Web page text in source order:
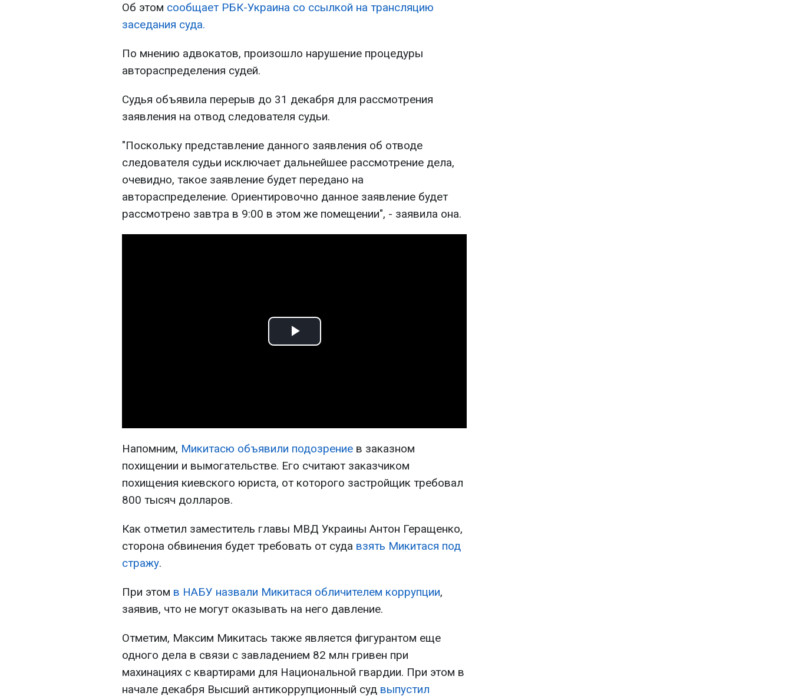
Об этом сообщает РБК-Украина со ссылкой на трансляцию
заседания суда.
По мнению адвокатов, произошло нарушение процедуры
автораспределения судей.
Судья объявила перерыв до 31 декабря для рассмотрения
заявления на отвод следователя судьи.
"Поскольку представление данного заявления об отводе
следователя судьи исключает дальнейшее рассмотрение дела,
очевидно, такое заявление будет передано на
автораспределение. Ориентировочно данное заявление будет
рассмотрено завтра в 9:00 в этом же помещении", - заявила она.
Play
Напомним, Микитасю объявили подозрение в заказном
похищении и вымогательстве. Его считают заказчиком
похищения киевского юриста, от которого застройщик требовал
800 тысяч долларов.
Как отметил заместитель главы МВД Украины Антон Геращенко,
сторона обвинения будет требовать от суда взять Микитася под
стражу.
При этом в НАБУ назвали Микитася обличителем коррупции,
заявив, что не могут оказывать на него давление.
Отметим, Максим Микитась также является фигурантом еще
одного дела в связи с завладением 82 млн гривен при
махинациях с квартирами для Национальной гвардии. При этом в
начале декабря Высший антикоррупционный суд выпустил